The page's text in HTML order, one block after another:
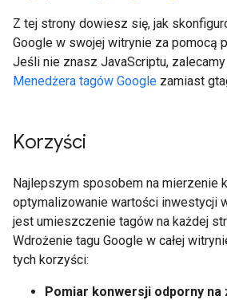
Z tej strony dowiesz się, jak
Google w swojej witrynie za pomocą
Jeśli nie znasz JavaScriptu,
Menedżera tagów Google zamiast
Korzyści
Najlepszym sposobem na mierzenie
optymalizowanie wartości inwestycji
jest umieszczenie tagów na każdej
Wdrożenie tagu Google w całej
tych korzyści:
Pomiar konwersji odporny na